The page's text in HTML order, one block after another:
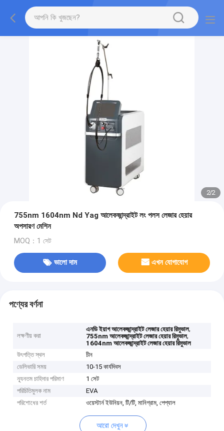
2/2
755nm 1604nm Nd Yag আলেকজান্দ্রাইট লং পলস লেজার হেয়ার
অপসারণ মেশিন
MOQ：1 সেট
ভালো দাম এখন যোগাযোগ
পণ্যের বর্ণনা
লক্ষণীয় করা
এনডি ইয়াগ আলেকজান্দ্রাইট লেজার হেয়ার রিমুভাল,
755nm আলেকজান্দ্রাইট লেজার হেয়ার রিমুভাল,
1604nm আলেকজান্দ্রাইট লেজার হেয়ার রিমুভাল
উৎপত্তি স্থল
চীন
ডেলিভারি সময়
10-15 কার্যদিবস
ন্যূনতম চাহিদার পরিমাণ
1 সেট
পরিচিতিমুলক নাম
EVA
পরিশোধের শর্ত
ওয়েস্টার্ন ইউনিয়ন, টি/টি, মানিগ্রাম, পেপ্যাল
আরো দেখুন